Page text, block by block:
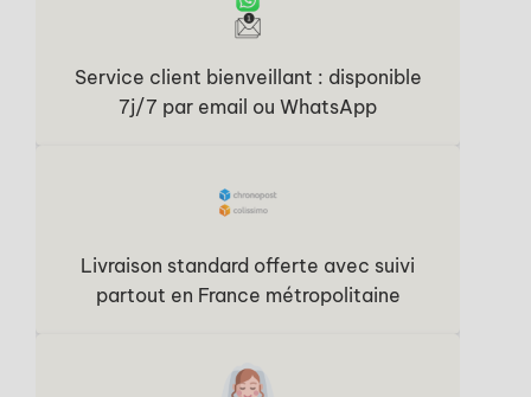
Service client bienveillant : disponible
7j/7 par email ou WhatsApp
Livraison standard offerte avec suivi
partout en France métropolitaine